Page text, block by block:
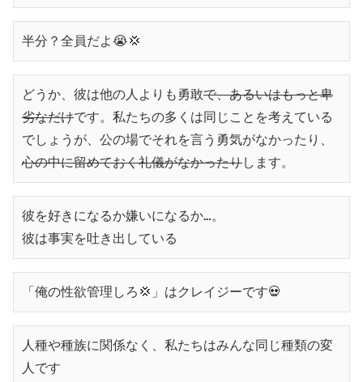
半分？全員だよ😭💢
どうか、彼は他の人よりも勇敢で、あるいはもっと卑
劣なだけです。私たちの多くは同じことを考えている
でしょうが、公の場でそれを言う勇気がなかったり、
心の中に留めておく礼儀がなかったりします。
彼を好きになるか嫌いになるか…。
彼は事実を吐き出している
「俺の性欲管理しろ💢」はクレイジーです💀
人種や種族に関係なく、私たちはみんな同じ種類の変
人です